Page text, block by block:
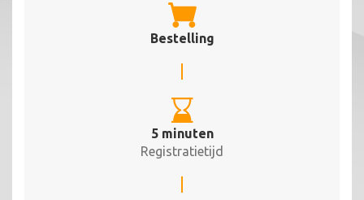
Bestelling
5 minuten
Registratietijd